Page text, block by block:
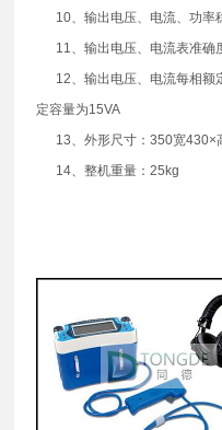
10、输出电压、电流、功率
11、输出电压、电流表准确
12、输出电压、电流每相额
定容量为15VA
13、外形尺寸：350宽430×
14、整机重量：25kg